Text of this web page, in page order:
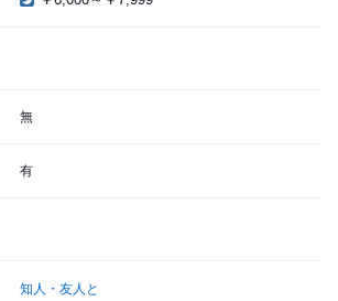
無
有
知人・友人と